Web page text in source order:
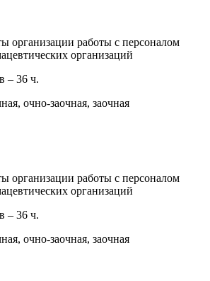
организации работы с персоналом
организаций
– 36 ч.
очно-заочная, заочная
организации работы с персоналом
организаций
– 36 ч.
очно-заочная, заочная